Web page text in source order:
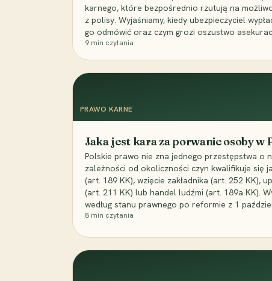
karnego, które bezpośrednio rzutują na
z polisy. Wyjaśniamy, kiedy ubezpieczyciel
go odmówić oraz czym grozi oszustwo
9 min czytania
PRAWO KARNE
Jaka jest kara za porwanie osoby w
Polskie prawo nie zna jednego przestępstwa o
zależności od okoliczności czyn kwalifikuje się
(art. 189 KK), wzięcie zakładnika (art. 252 KK),
(art. 211 KK) lub handel ludźmi (art. 189a KK).
według stanu prawnego po reformie z 1
8 min czytania